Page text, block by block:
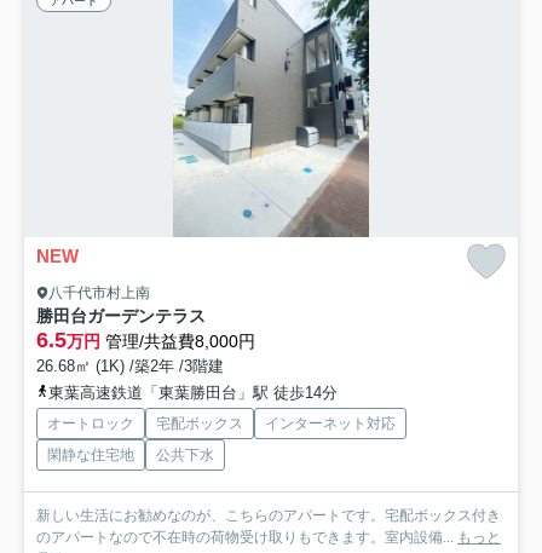
NEW
八千代市村上南
勝田台ガーデンテラス
6.5万円 管理/共益費8,000円
26.68㎡ (1K) /築2年 /3階建
東葉高速鉄道「東葉勝田台」駅 徒歩14分
オートロック 宅配ボックス
インターネット対応
閑静な住宅地
公共下水
新しい生活にお勧めなのが、こちらのアパートです。宅配ボックス付き
のアパートなので不在時の荷物受け取りもできます。室内設備... もっと